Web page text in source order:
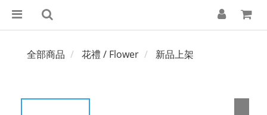
全部商品 花禮 / Flower 新品上架